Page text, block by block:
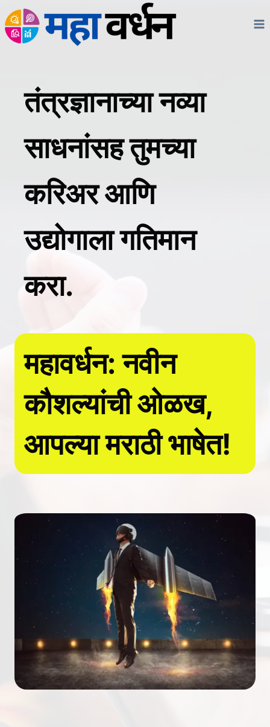
Skip
to
तंत्रज्ञानाच्या नव्या
साधनांसह तुमच्या
करिअर आणि
उद्योगाला गतिमान
करा.
महावर्धन: नवीन
कौशल्यांची ओळख,
आपल्या मराठी भाषेत!